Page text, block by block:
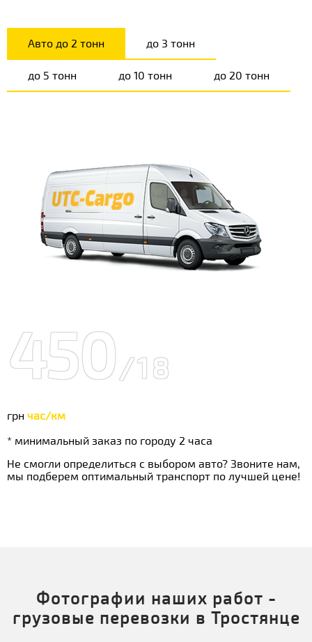
Авто до 2 тонн до 3 тонн
до 5 тонн до 10 тонн до 20 тонн
450/18
грн час/км
* минимальный заказ по городу 2 часа
Не смогли определиться с выбором авто? Звоните нам,
мы подберем оптимальный транспорт по лучшей цене!
Фотографии наших работ -
грузовые перевозки в Тростянце